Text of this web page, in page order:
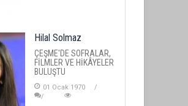
Hilal Solmaz
ÇEŞME'DE SOFRALAR,
FİLMLER VE HİKÂYELER
BULUŞTU
01 Ocak 1970